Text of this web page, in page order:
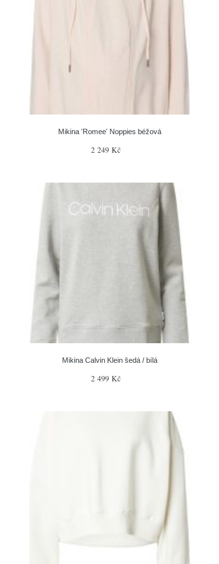
Mikina 'Romee' Noppies béžová
2 249 Kč
Mikina Calvin Klein šedá / bílá
2 499 Kč